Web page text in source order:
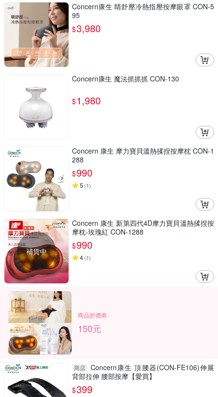
Concern康生 睛舒壓冷熱指壓按摩眼罩 CON-5
95
$3,980
Concern康生 魔法抓抓抓 CON-130
$1,980
Concern 康生 摩力寶貝溫熱揉捏按摩枕 CON-1
288
$990
5 (1)
補貨中
Concern 康生 新第四代4D摩力寶貝溫熱揉捏按
摩枕-玫瑰紅 CON-1288
$990
4(1)
商品折價券
150元
商店 Concern康生 頂腰器(CON-FE106)伸展
背部拉伸 腰部按摩【愛買】
$399